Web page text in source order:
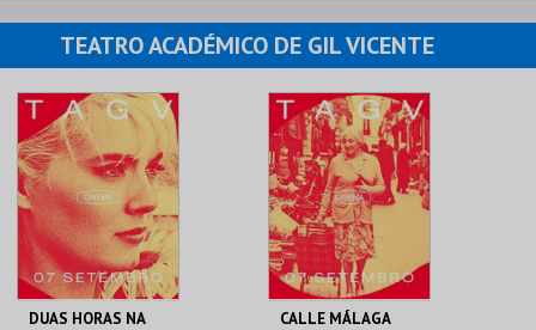
CARRINHO
EVENTOS
CARTÕES
PRODUTOS
TEATRO ACADÉMICO DE GIL VICENTE
DUAS HORAS NA
CALLE MÁLAGA